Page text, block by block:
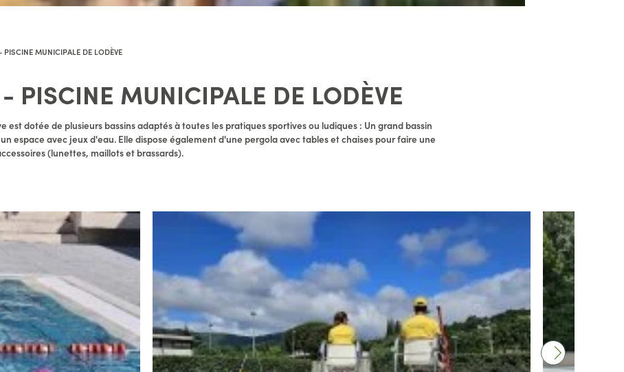
PISCINE MUNICIPALE DE LODÈVE
PISCINE MUNICIPALE DE LODÈVE
est dotée de plusieurs bassins adaptés à toutes les pratiques sportives ou ludiques : Un grand bassin
espace avec jeux d'eau. Elle dispose également d'une pergola avec tables et chaises pour faire une
(lunettes, maillots et brassards).